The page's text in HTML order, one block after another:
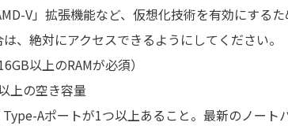
V」拡張機能など、仮想化技術を有効にする
、絶対にアクセスできるようにしてください。
以上のRAMが必須）
上の空き容量
Aポートが1つ以上あること。最新のノー